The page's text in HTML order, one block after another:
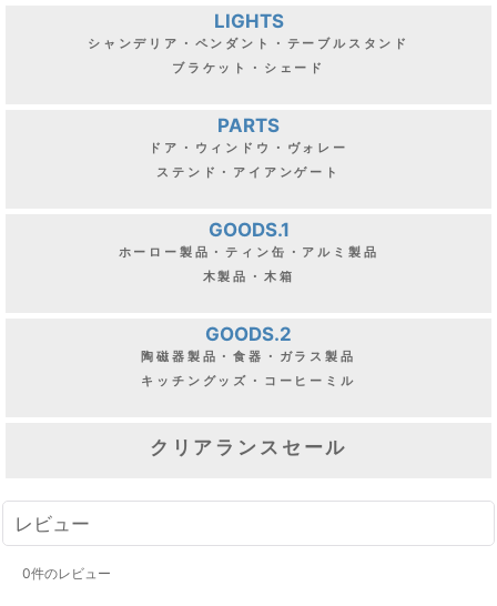
LIGHTS
シャンデリア・ペンダント・テーブルスタンド
ブラケット・シェード
PARTS
ドア・ウィンドウ・ヴォレー
ステンド・アイアンゲート
GOODS.1
ホーロー製品・ティン缶・アルミ製品
木製品・木箱
GOODS.2
陶磁器製品・食器・ガラス製品
キッチングッズ・コーヒーミル
クリアランスセール
レビュー
0件のレビュー